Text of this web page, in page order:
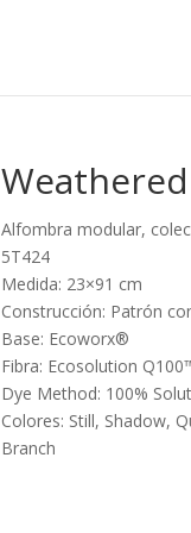
Alfombra modular,
5T424
Medida: 23×91 cm
Construcción: Patrón
Base: Ecoworx®
Fibra: Ecosolution
Dye Method: 100%
Colores: Still, Shadow,
Branch